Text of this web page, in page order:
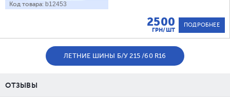
Код товара: b12453
2500
ГРН/ШТ
ПОДРОБНЕЕ
ЛЕТНИЕ ШИНЫ Б/У 215 /60 R16
ОТЗЫВЫ